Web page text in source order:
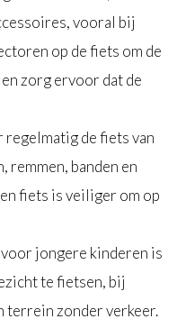
vooral bij
op de fiets om de
zorg ervoor dat de
de fiets van
remmen, banden en
fiets is veiliger om op
voor jongere kinderen is
te fietsen, bij
terrein zonder verkeer.